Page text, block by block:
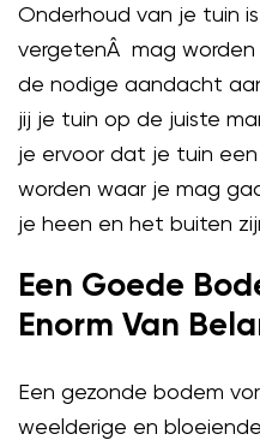
Onderhoud van je tuin
vergetenÂ mag
de nodige aandacht
jij je tuin op de juiste
je ervoor dat je tuin
worden waar je mag
je heen en het buiten
Een Goede
Enorm Van
Een gezonde bodem
weelderige en